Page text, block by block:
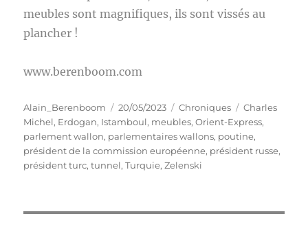
meubles sont magnifiques, ils sont vissés au
plancher !
www.berenboom.com
Auteur
Alain_Berenboom
Publié
le
20/05/2023 Catégories
Chroniques Étiquettes
Charles
Michel, Erdogan, Istamboul, meubles,Orient-Express,
parlement wallon, parlementaires wallons, poutine,
président de la commission européenne, président russe,
président turc,tunnel,Turquie,Zelenski